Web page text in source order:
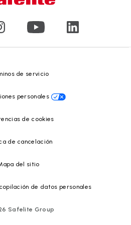
de servicio
personales
de cookies
de cancelación
del sitio
de datos personales
Safelite Group